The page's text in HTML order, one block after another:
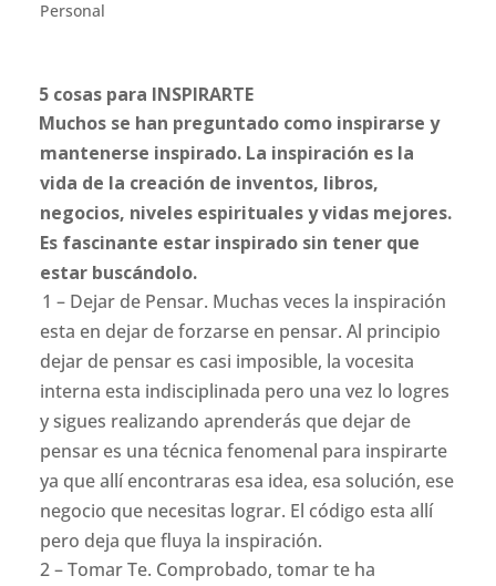
Personal
5 cosas para INSPIRARTE
Muchos se han preguntado como inspirarse y
mantenerse inspirado. La inspiración es la
vida de la creación de inventos, libros,
negocios, niveles espirituales y vidas mejores.
Es fascinante estar inspirado sin tener que
estar buscándolo.
1 – Dejar de Pensar. Muchas veces la inspiración
esta en dejar de forzarse en pensar. Al principio
dejar de pensar es casi imposible, la vocesita
interna esta indisciplinada pero una vez lo logres
y sigues realizando aprenderás que dejar de
pensar es una técnica fenomenal para inspirarte
ya que allí encontraras esa idea, esa solución, ese
negocio que necesitas lograr. El código esta allí
pero deja que fluya la inspiración.
2 – Tomar Te. Comprobado, tomar te ha